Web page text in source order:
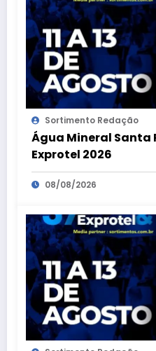
Sortimento Redação
Água Mineral Santa
Exprotel 2026
08/08/2026